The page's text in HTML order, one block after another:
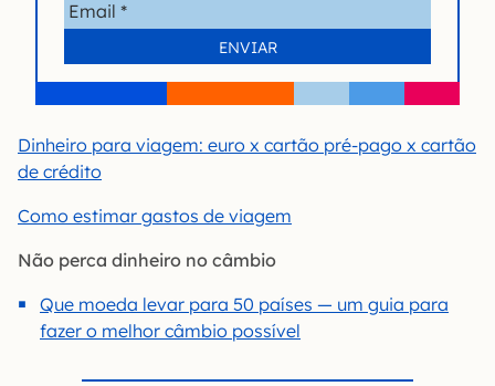
Dinheiro para viagem: euro x cartão pré-pago x cartão
de crédito
Como estimar gastos de viagem
Não perca dinheiro no câmbio
Que moeda levar para 50 países — um guia para
fazer o melhor câmbio possível